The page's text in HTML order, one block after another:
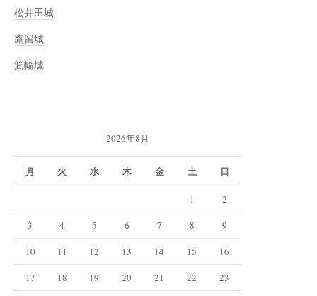
松井田城
鷹留城
箕輪城
2026年8月
月 火 水 木 金 土 日
1 2
3 4 5 6 7 8 9
10 11 12 13 14 15 16
17 18 19 20 21 22 23